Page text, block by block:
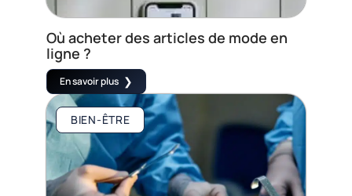
Où acheter des articles de mode en
ligne ?
En savoir plus
BIEN-ÊTRE